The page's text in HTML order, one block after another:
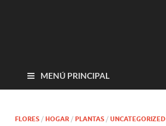
MENÚ PRINCIPAL
FLORES / HOGAR / PLANTAS / UNCATEGORIZED